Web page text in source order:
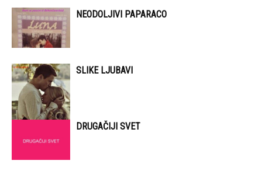
NEODOLJIVI PAPARACO
SLIKE LJUBAVI
DRUGAČIJI SVET